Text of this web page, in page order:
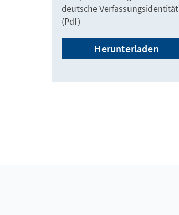
deutsche Verfassungsidentität
(Pdf)
Herunterladen